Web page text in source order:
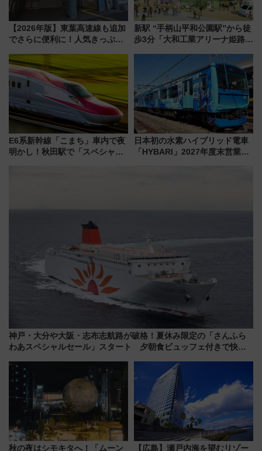
【2026年版】東葉高速線も追加
でさらに便利に！人気きっぷ
今年も発売 秋・早春に千葉県を
巡るなら使い勝手・コスパ抜群
新駅 “手柄山平和公園駅”から徒
歩3分「大和工業アリーナ姫路」
大相撲巡業など 豪華イベントと
アクセス
E6系新幹線「こまち」車内で夜
明かし！秋田駅で「スペシャル
日本初の水素ハイブリッド電車
「HYBARI」2027年度末営業運
神戸・大分や大阪・志布志航路が破格！夏休み限定の「さんふら
わあスペシャルセール」スタート 夕朝食ビュッフェ付きで快適
秋の夜はシモキタへ！「ムーン 【広島】瀬戸内海を望むリゾー